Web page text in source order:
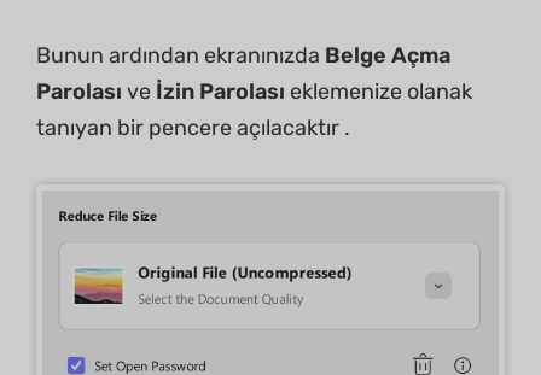
Bunun ardından ekranınızda Belge Açma
Parolası ve İzin Parolası eklemenize olanak
tanıyan bir pencere açılacaktır .